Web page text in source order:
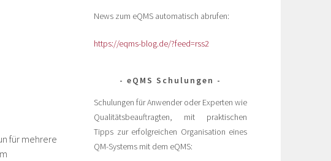
für mehrere
News zum eQMS automatisch abrufen:
https://eqms-blog.de/?feed=rss2
eQMS Schulungen
Schulungen für Anwender oder Experten wie
Qualitätsbeauftragten, mit praktischen
Tipps zur erfolgreichen Organisation eines
QM-Systems mit dem eQMS: